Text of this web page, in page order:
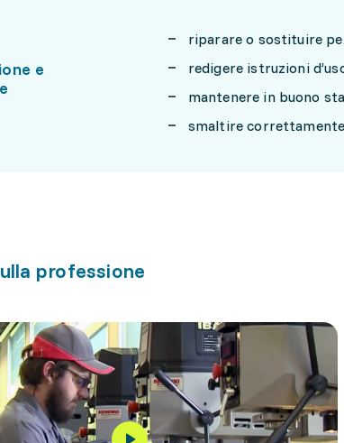
e
riparare o sostituire
redigere istruzioni
mantenere in buono
smaltire
professione